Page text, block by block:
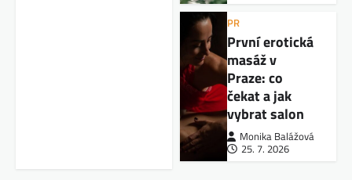
PR
První erotická
masáž v
Praze: co
čekat a jak
vybrat salon
Monika Balážová
25. 7. 2026